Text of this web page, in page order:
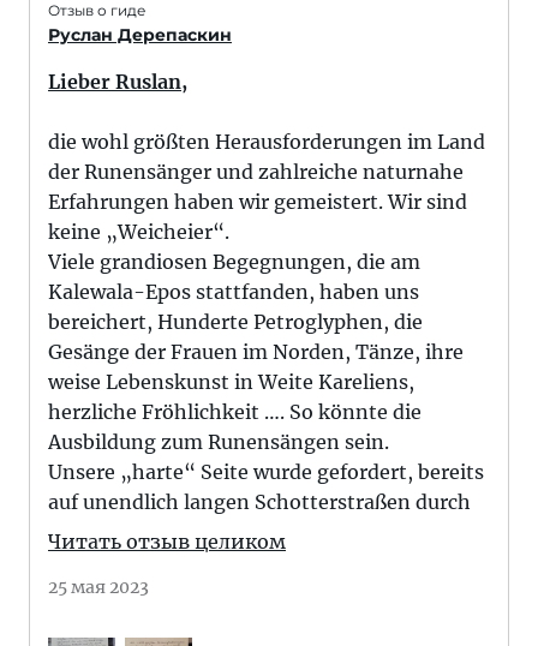
Отзыв о гиде
Руслан Дерепаскин
Lieber Ruslan,
die wohl größten Herausforderungen im Land
der Runensänger und zahlreiche naturnahe
Erfahrungen haben wir gemeistert. Wir sind
keine „Weicheier“.
Viele grandiosen Begegnungen, die am
Kalewala-Epos stattfanden, haben uns
bereichert, Hunderte Petroglyphen, die
Gesänge der Frauen im Norden, Tänze, ihre
weise Lebenskunst in Weite Kareliens,
herzliche Fröhlichkeit …. So könnte die
Ausbildung zum Runensängen sein.
Unsere „harte“ Seite wurde gefordert, bereits
auf unendlich langen Schotterstraßen durch
Читать отзыв целиком
25 мая 2023